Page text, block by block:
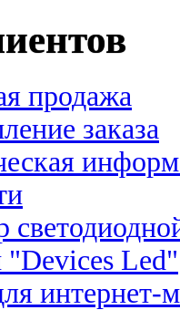
продажа
заказа
Led"
интернет-